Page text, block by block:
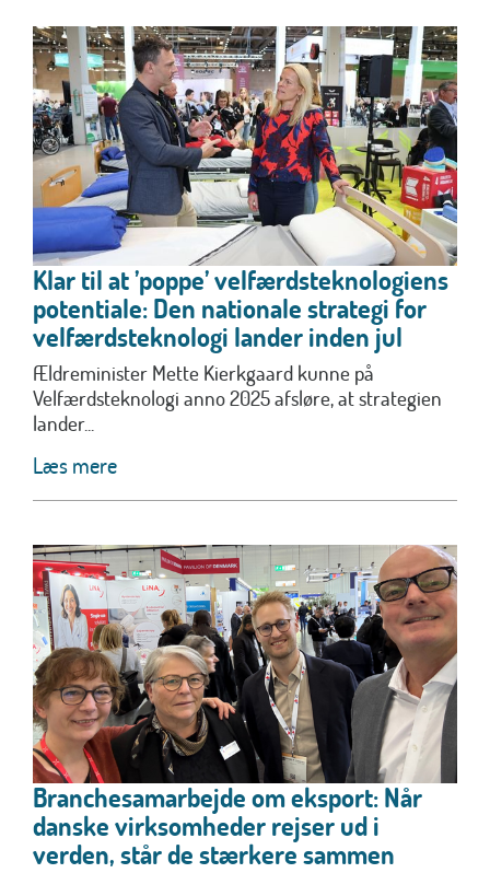
Klar til at ’poppe’ velfærdsteknologiens
potentiale: Den nationale strategi for
velfærdsteknologi lander inden jul
Ældreminister Mette Kierkgaard kunne på
Velfærdsteknologi anno 2025 afsløre, at strategien
lander...
Læs mere
Branchesamarbejde om eksport: Når
danske virksomheder rejser ud i
verden, står de stærkere sammen